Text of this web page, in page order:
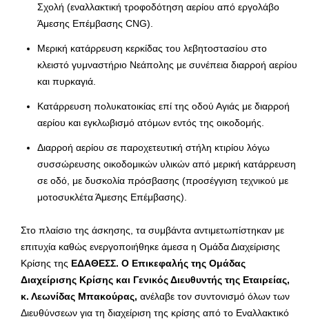
Σχολή (εναλλακτική τροφοδότηση αερίου από εργολάβο
Άμεσης Επέμβασης CNG).
Μερική κατάρρευση κερκίδας του λεβητοστασίου στο
κλειστό γυμναστήριο Νεάπολης με συνέπεια διαρροή αερίου
και πυρκαγιά.
Κατάρρευση πολυκατοικίας επί της οδού Αγιάς με διαρροή
αερίου και εγκλωβισμό ατόμων εντός της οικοδομής.
Διαρροή αερίου σε παροχετευτική στήλη κτιρίου λόγω
συσσώρευσης οικοδομικών υλικών από μερική κατάρρευση
σε οδό, με δυσκολία πρόσβασης (προσέγγιση τεχνικού με
μοτοσυκλέτα Άμεσης Επέμβασης).
Στο πλαίσιο της άσκησης, τα συμβάντα αντιμετωπίστηκαν με
επιτυχία καθώς ενεργοποιήθηκε άμεσα η Ομάδα Διαχείρισης
Κρίσης της ΕΔΑΘΕΣΣ. Ο Επικεφαλής της Ομάδας
Διαχείρισης Κρίσης και Γενικός Διευθυντής της Εταιρείας,
κ. Λεωνίδας Μπακούρας, ανέλαβε τον συντονισμό όλων των
Διευθύνσεων για τη διαχείριση της κρίσης από το Εναλλακτικό